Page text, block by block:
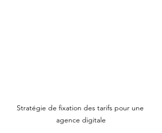
Stratégie de fixation des tarifs pour une
agence digitale